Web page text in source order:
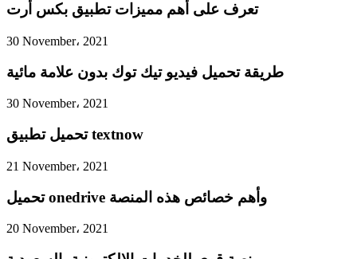
تعرف على أهم مميزات تطبيق بكس أرت
30 November، 2021
طريقة تحميل فيديو تيك توك بدون علامة مائية
30 November، 2021
تحميل تطبيق textnow
21 November، 2021
تحميل onedrive وأهم خصائص هذه المنصة
20 November، 2021